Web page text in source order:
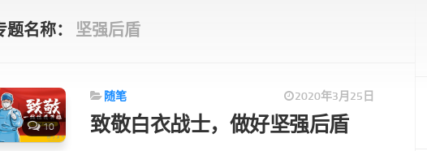
题名称： 坚强后盾
10
随笔 2020年3月25日
致敬白衣战士，做好坚强后盾